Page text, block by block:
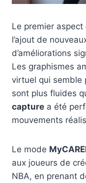
Le premier
l’ajout de
d’améliorations
Les graphismes
virtuel qui semble
sont plus fluides
capture a été
mouvements
Le mode
aux joueurs de
NBA, en prenant